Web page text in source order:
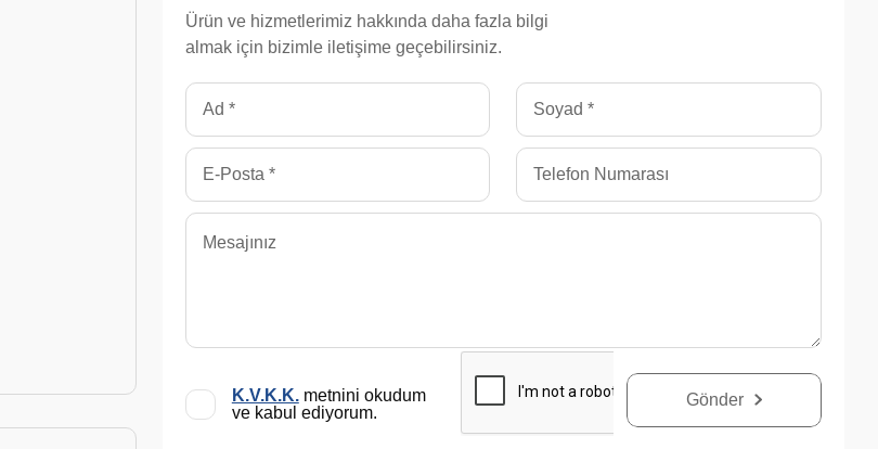
Ürün ve hizmetlerimiz hakkında daha fazla bilgi
almak için bizimle iletişime geçebilirsiniz.
K.V.K.K.metnini okudum
ve kabul ediyorum.
Gönder